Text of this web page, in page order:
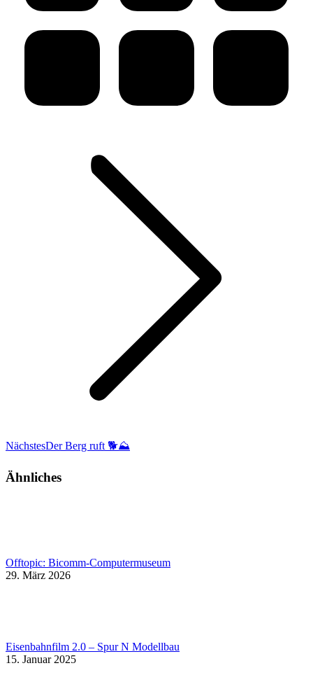
NächstesBeitrag:
Der Berg ruft 🐕⛰
Ähnliches
Offtopic: Bicomm-Computermuseum
29. März 2026
Eisenbahnfilm 2.0 – Spur N Modellbau
15. Januar 2025